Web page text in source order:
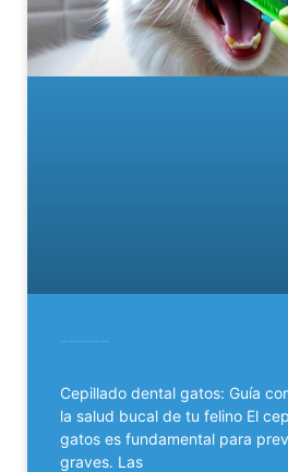
Cepillado dental gatos: Guía
la salud bucal de tu felino El
gatos es fundamental para
graves. Las